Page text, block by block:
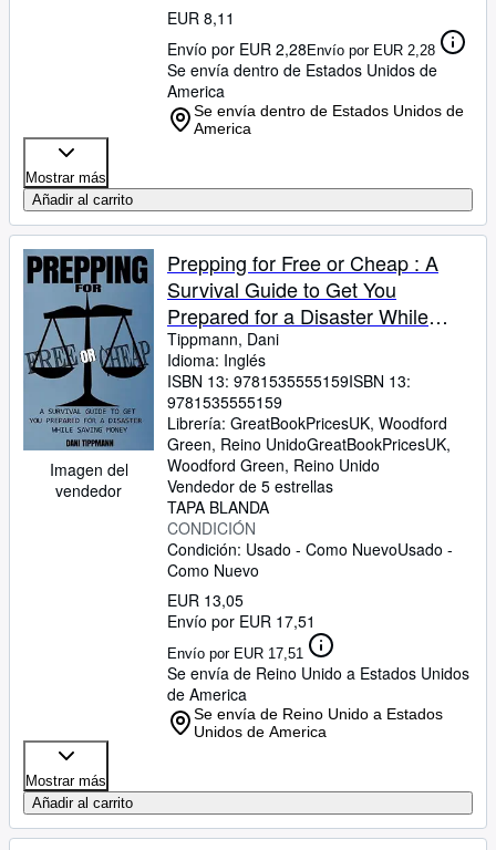
EUR 8,11
Envío por EUR 2,28Envío por EUR 2,28
Se envía dentro de Estados Unidos de
America
Se envía dentro de Estados Unidos de
America
Mostrar más
Añadir al carrito
Imagen del
vendedor
Prepping for Free or Cheap : A
Survival Guide to Get You
Prepared for a Disaster While
Saving Money
Tippmann, Dani
Idioma: Inglés
ISBN 13: 9781535555159ISBN 13:
9781535555159
Librería: GreatBookPricesUK, Woodford
Green, Reino UnidoGreatBookPricesUK,
Woodford Green, Reino Unido
Vendedor de 5 estrellas
TAPA BLANDA
CONDICIÓN
Condición: Usado - Como NuevoUsado -
Como Nuevo
EUR 13,05
Envío por EUR 17,51
Envío por EUR 17,51
Se envía de Reino Unido a Estados Unidos
de America
Se envía de Reino Unido a Estados
Unidos de America
Mostrar más
Añadir al carrito